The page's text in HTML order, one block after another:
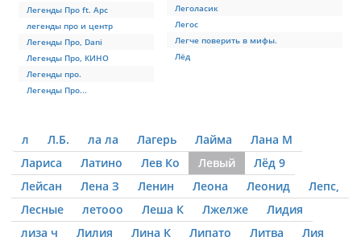
Легенды Про ft. Арс
легенды про и центр
Легенды Про, Dani
Легенды Про, КИНО
Легенды про.
Легенды Про...
Леголасик
Легос
Легче поверить в мифы.
Лёд
л Л.Б. ла ла Лагерь Лайма
Лана М
Лариса
Латино Лев Ко Левый
Лёд 9
Лейсан
Лена З Ленин Леона Леонид
Лепс,
Лесные
летооо Леша К Лжелже
Лидия
лиза ч
Лилия Лина К Липато Литва
Лия